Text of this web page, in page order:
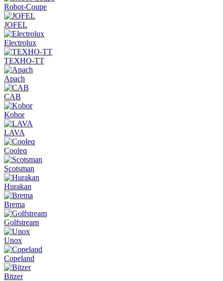
Robot-Coupe
JOFEL
Electrolux
ТЕХНО-ТТ
Apach
CAB
Kobor
LAVA
Cooleq
Scotsman
Hurakan
Brema
Golfstream
Unox
Copeland
Bitzer